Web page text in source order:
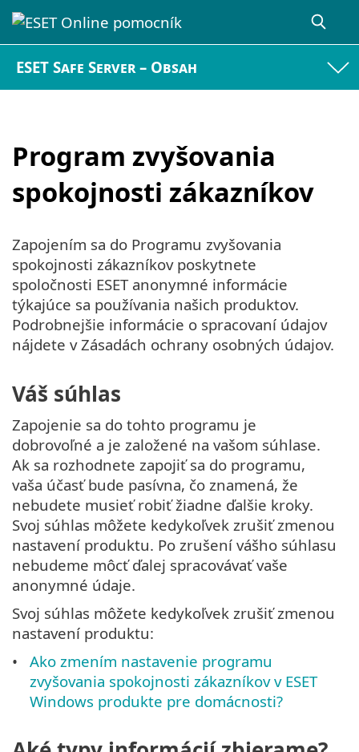
ESET Safe Server – Obsah
Program zvyšovania
spokojnosti zákazníkov
Zapojením sa do Programu zvyšovania
spokojnosti zákazníkov poskytnete
spoločnosti ESET anonymné informácie
týkajúce sa používania našich produktov.
Podrobnejšie informácie o spracovaní údajov
nájdete v Zásadách ochrany osobných údajov.
Váš súhlas
Zapojenie sa do tohto programu je
dobrovoľné a je založené na vašom súhlase.
Ak sa rozhodnete zapojiť sa do programu,
vaša účasť bude pasívna, čo znamená, že
nebudete musieť robiť žiadne ďalšie kroky.
Svoj súhlas môžete kedykoľvek zrušiť zmenou
nastavení produktu. Po zrušení vášho súhlasu
nebudeme môcť ďalej spracovávať vaše
anonymné údaje.
Svoj súhlas môžete kedykoľvek zrušiť zmenou
nastavení produktu:
Ako zmením nastavenie programu
zvyšovania spokojnosti zákazníkov v ESET
Windows produkte pre domácnosti?